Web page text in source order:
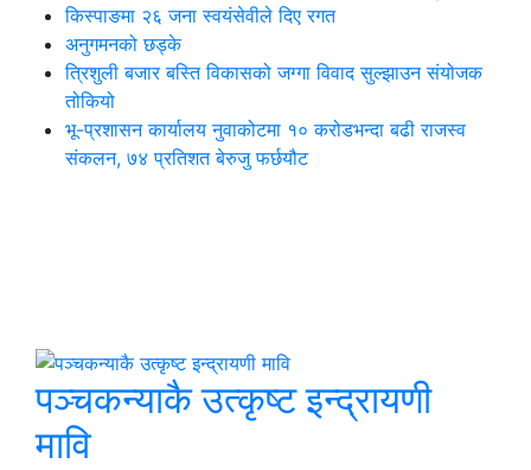
किस्पाङमा २६ जना स्वयंसेवीले दिए रगत
अनुगमनको छड्के
त्रिशुली बजार बस्ति विकासको जग्गा विवाद सुल्झाउन संयोजक
तोकियो
भू-प्रशासन कार्यालय नुवाकोटमा १० करोडभन्दा बढी राजस्व
संकलन, ७४ प्रतिशत बेरुजु फर्छयौट
पञ्चकन्याकै उत्कृष्ट इन्द्रायणी
मावि